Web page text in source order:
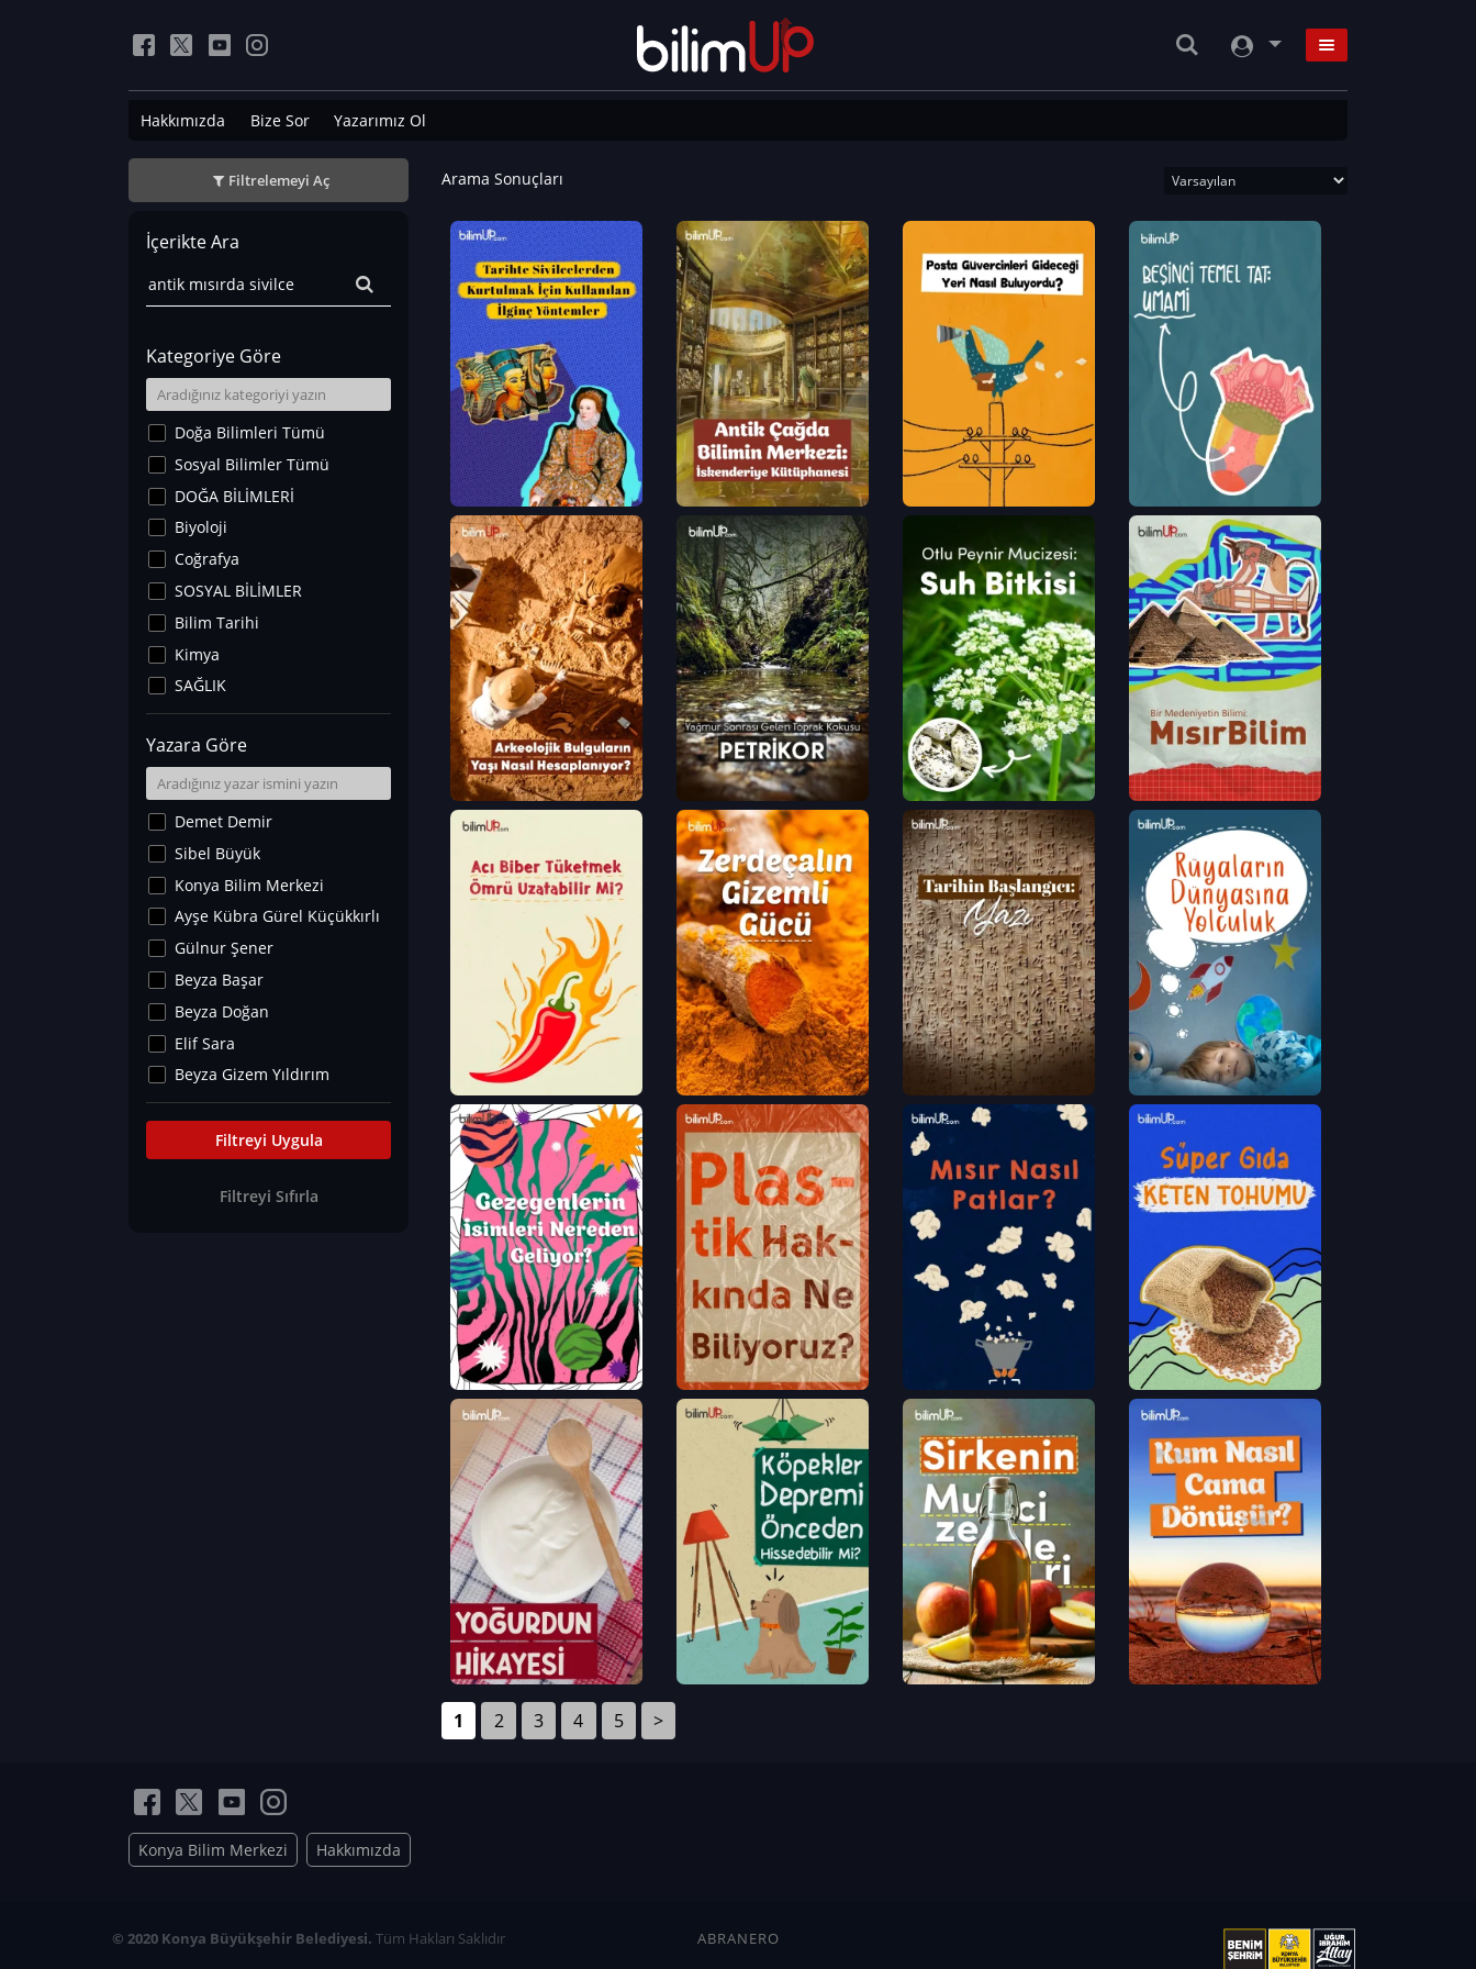
Hakkımızda Bize Sor Yazarımız Ol
Filtrelemeyi Aç
İçerikte Ara
Kategoriye Göre
Doğa Bilimleri Tümü
Sosyal Bilimler Tümü
DOĞA BİLİMLERİ
Biyoloji
Coğrafya
SOSYAL BİLİMLER
Bilim Tarihi
Kimya
SAĞLIK
Sanat Tarihi
Fizik
Yer Bilimleri
Astronomi ve Uzay
Noroloji
Matematik
Teknoloji
İklim Değişikliği
Arkeoloji
Kültür&Sanat
Yaşam Tavsiyeleri
Merakoloji
Eğitim Bilimleri
Yazara Göre
Demet Demir
Sibel Büyük
Konya Bilim Merkezi
Ayşe Kübra Gürel Küçükkırlı
Gülnur Şener
Beyza Başar
Beyza Doğan
Elif Sara
Beyza Gizem Yıldırım
İlknur İyigökler
Büşra Elif Kıvrak
Can TORUN
Filtreyi Uygula
Filtreyi Sıfırla
Arama Sonuçları
1 2 3 4 5 >
Konya Bilim Merkezi Hakkımızda
© 2020 Konya Büyükşehir Belediyesi. Tüm Hakları Saklıdır ABRANERO